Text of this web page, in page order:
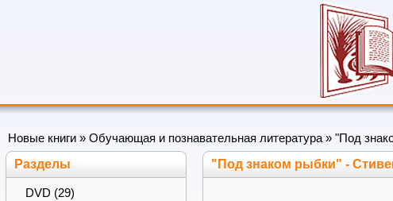
Новые книги » Обучающая и познавательная литература» "Под
"Под знаком рыбки" -
Разделы
DVD (29)